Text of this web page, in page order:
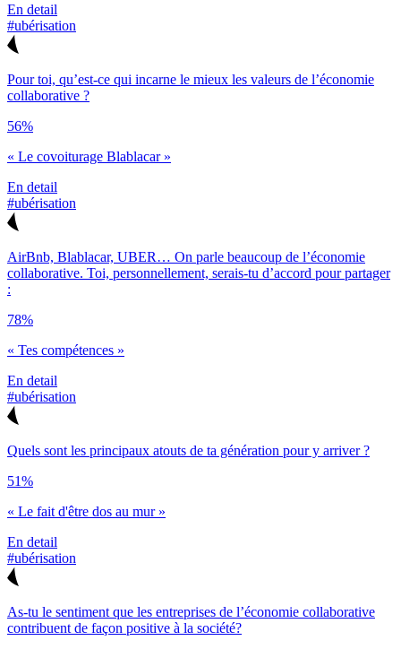
En detail
#ubérisation
Pour toi, qu’est-ce qui incarne le mieux les valeurs de l’économie
collaborative ?
56%
« Le covoiturage Blablacar »
En detail
#ubérisation
AirBnb, Blablacar, UBER… On parle beaucoup de l’économie
collaborative. Toi, personnellement, serais-tu d’accord pour partager
:
78%
« Tes compétences »
En detail
#ubérisation
Quels sont les principaux atouts de ta génération pour y arriver ?
51%
« Le fait d'être dos au mur »
En detail
#ubérisation
As-tu le sentiment que les entreprises de l’économie collaborative
contribuent de façon positive à la société?